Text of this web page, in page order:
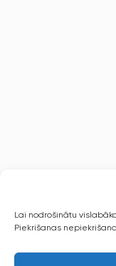
Lai nodrošinātu
Piekrišanas